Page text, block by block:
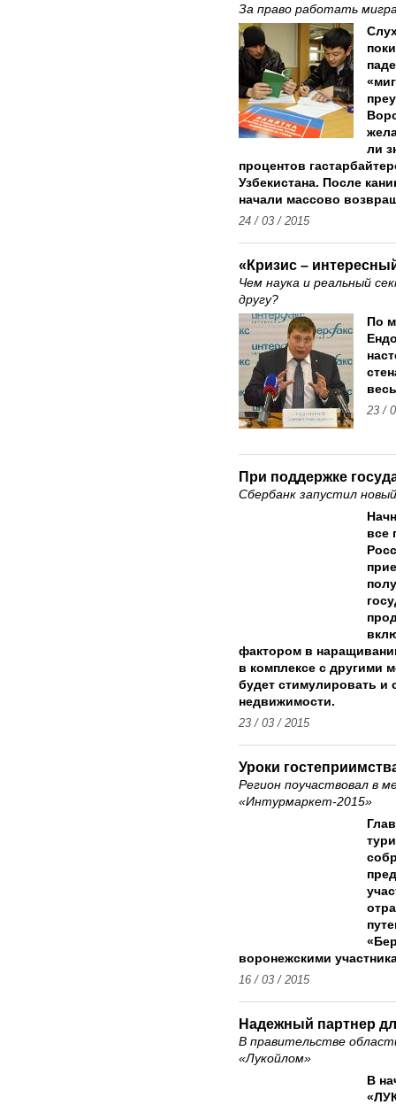
За право работать
ли
процентов
Узбекистана. После
начали массово
24 / 03 / 2015
«Кризис –
Чем наука и реальный
другу?
По
23 /
При поддержке
Сбербанк запустил
все
фактором в
в комплексе с другими
будет стимулировать и
недвижимости.
23 / 03 / 2015
Уроки
Регион поучаствовал в
«Интурмаркет-2015»
воронежскими
16 / 03 / 2015
Надежный партнер
В правительстве
«Лукойлом»
В